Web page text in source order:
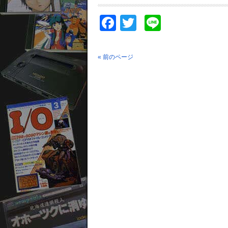
Facebook
Twitter
« 前のページ